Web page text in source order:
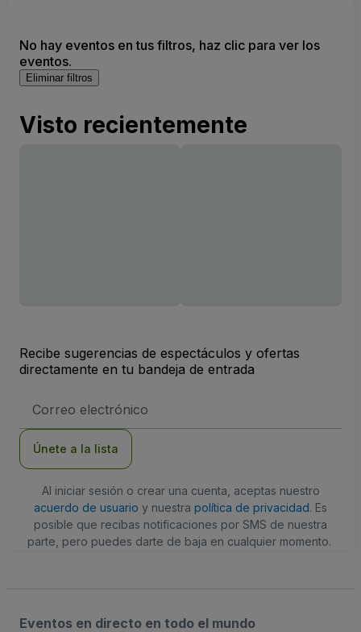
No hay eventos en tus filtros, haz clic para ver los
eventos.
Eliminar filtros
Visto recientemente
Recibe sugerencias de espectáculos y ofertas
directamente en tu bandeja de entrada
de
Únete a la lista
Al iniciar sesión o crear una cuenta, aceptas nuestro
acuerdo de usuario y nuestra política de privacidad. Es
posible que recibas notificaciones por SMS de nuestra
parte, pero puedes darte de baja en cualquier momento.
Eventos en directo en todo el mundo